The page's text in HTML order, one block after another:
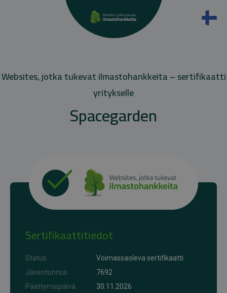
Websites, jotka tukevat ilmastohankkeita – sertifikaatti
yritykselle
Spacegarden
Sertifikaattitiedot
Status
Voimassaoleva sertifikaatti
Jäsentunnus
7692
Päättymispäivä
30.11.2026